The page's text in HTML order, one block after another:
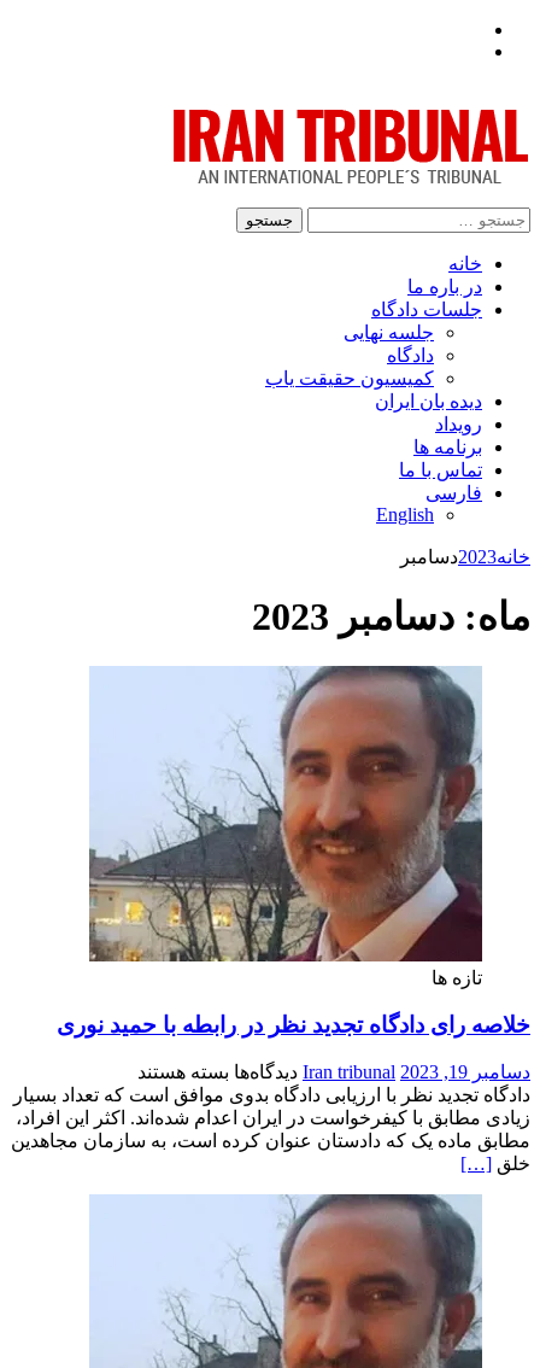
جستجو
خانه
در باره ما
جلسات دادگاه
جلسه نهایی
دادگاه
کمیسیون حقیقت یاب
دیده بان ایران
رویداد
برنامه ها
تماس با ما
فارسی
English
خانه2023دسامبر
ماه: دسامبر 2023
تازه ها
خلاصه رای دادگاه تجدید نظر در رابطه با حمید نوری
دسامبر 19, 2023 Iran tribunal دیدگاه‌ها برای
خلاصه
رای
دادگاه
نوری
بسته هستند
دادگاه تجدید نظر با ارزیابی دادگاه بدوی موافق است که تعداد بسیار
زیادی مطابق با کیفرخواست در ایران اعدام شده‌اند. اکثر این افراد،
مطابق ماده یک که دادستان عنوان کرده است، به سازمان مجاهدین
خلق […]